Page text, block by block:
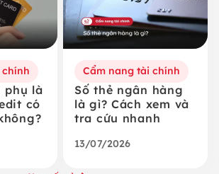
phụ là
có
Cẩm nang tài chính
Số thẻ ngân hàng
là gì? Cách xem và
tra cứu nhanh
13/07/2026